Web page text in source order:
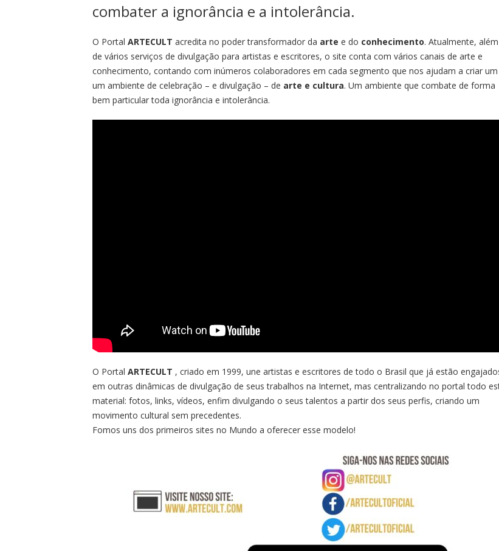
combater a ignorância e a intolerância.
O Portal ARTECULT acredita no poder transformador da arte e do conhecimento. Atualmente, além
de vários serviços de divulgação para artistas e escritores, o site conta com vários canais de arte e
conhecimento, contando com inúmeros colaboradores em cada segmento que nos ajudam a criar um
um ambiente de celebração – e divulgação – de arte e cultura. Um ambiente que combate de forma
bem particular toda ignorância e intolerância.
O Portal ARTECULT , criado em 1999, une artistas e escritores de todo o Brasil que já estão
em outras dinâmicas de divulgação de seus trabalhos na Internet, mas centralizando no portal todo
material: fotos, links, vídeos, enfim divulgando o seus talentos a partir dos seus perfis, criando um
movimento cultural sem precedentes.
Fomos uns dos primeiros sites no Mundo a oferecer esse modelo!